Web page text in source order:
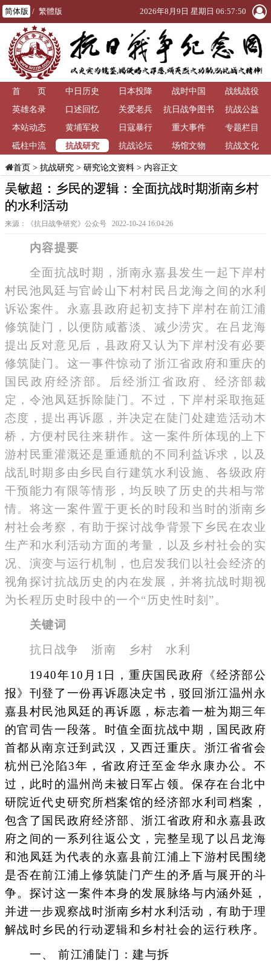
简体版 / 繁體版 2026年8月9日 星期日 06:57:51
首 页 中日历史 日本投降 战时中国
战线战役
英雄名录
口述回忆 关爱老兵
抗日战争图书
馆
抗战公益
本站动态
黄埔军校 日寇暴行 重大事件
专题栏目
砥柱中流
抗战研究 抗战论坛 场馆文物 抗战文化
首页> 抗战研究> 研究论文资料> 内容正文
吴敏超：乡民的逻辑：全面抗战时期浙南乡村
的水利活动
来源：《抗日战争研究》公众号 2022-10-24 16:04:26
内容提要
全面抗战时期，浙南永嘉县发生一起下岸村
村民池凤廷与官岭山下村村民吕龙海之间的水利
诉讼案件。永嘉县政府起初支持下岸村在前江浦
修筑陡门，以便防咸蓄淡、减少涝灾。在吕龙海
提出反对意见后，县政府又认为下岸村没有必要
修筑陡门。这一事件惊动了浙江省政府和重庆的
国民政府经济部。后经浙江省政府、经济部裁
定，令池凤廷拆除陡门。不过，下岸村采取拖延
态度，提出再诉愿，并决定在陡门处建造活动木
桥，方便村民往来耕作。这一案件所体现的上下
游村民重灌溉还是重通航的不同利益诉求，以及
战乱时期多由乡民自行建筑水利设施、各级政府
干预能力有限等情形，均反映了历史的共相与常
情。将这一案件置于更长的时段和当时的浙南乡
村社会考察，有助于探讨战争背景下乡民在农业
生产和水利活动方面的考量，以及乡村社会的实
况、演变与运行机制，也启发我们以社会经济的
视角探讨抗战历史的内在发展，并将抗战时期视
为长程历史时段中的一个“历史性时刻”。
关键词
抗日战争 浙南 乡村 水利
1940年10月1日，重庆国民政府《经济部公
报》刊登了一份再诉愿决定书，驳回浙江温州永
嘉县村民池凤廷的再诉愿，标志着一桩为期三年
的官司告一段落。时值全面抗战中期，国民政府
首都从南京迁到武汉，又西迁重庆。浙江省省会
杭州已沦陷3年，省政府迁至金华永康办公。不
过，此时的温州尚未被日军占领。保存在台北中
研院近代史研究所档案馆的经济部水利司档案，
包含了国民政府经济部、浙江省政府和永嘉县政
府之间的一系列往返公文，完整呈现了以吕龙海
和池凤廷为代表的永嘉县前江浦上下游村民围绕
是否在前江浦上修筑陡门产生的矛盾与展开的斗
争。探讨这一案件本身的发展脉络与内涵外延，
并进一步观察战时浙南乡村水利活动，有助于理
解战时乡民的行动逻辑和乡村社会的运行秩序。
一、 前江浦陡门：建与拆